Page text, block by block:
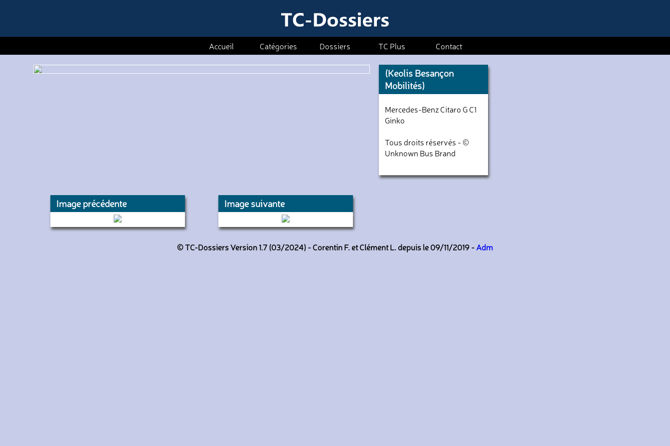
Accueil Catégories Dossiers TC Plus Contact
(Keolis Besançon
Mobilités)
Mercedes-Benz Citaro G C1
Ginko
Tous droits réservés - ©
Unknown Bus Brand
Image précédente
A145 (Transdev Montesson La Boucle)
Image suivante
(Transdev BFC Est)
© TC-Dossiers Version 1.7 (03/2024) - Corentin F. et Clément L. depuis le 09/11/2019 -Adm